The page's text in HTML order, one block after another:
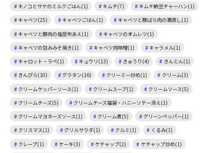
キノコとサケのミルクごはん(1)
キムチ(7)
キムチ納豆チャーハン(1)
キャベツ(25)
キャベツごはん(1)
キャベツと豚ばら肉の酒蒸し(1)
キャベツと豚肉の塩昆布あえ(1)
キャベツのオムレツ(1)
キャベツの包みみそ焼き(1)
キャベツ肉味噌(1)
キャラメル(1)
キャロット・ラペ(1)
キュウリ(13) きゅうり(4)
きんとん(1)
きんぴら(10)
グラタン(16) クリーミー炒め(1)
クリーム(3)
クリームケッパーソース(1)
クリームスープ(1)
クリームソース(5)
クリームチーズ(5)
クリームチーズ福袋・ハニーソテー添え(1)
クリームマヨネーズソース(1)
クリーム煮(5)
グリーンペッパー(1)
クリスマス(1)
グリルサラダ(1) クルミ(1)
くるみ(1)
クレープ(1)
ケーキ(3) ケチャップ(2)
ケチャップ炒め(1)